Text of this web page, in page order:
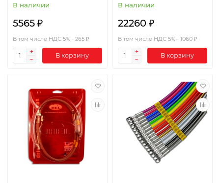
В наличии
5565 ₽
В том числе НДС 5% - 265 ₽
В корзину
В наличии
22260 ₽
В том числе НДС 5% - 1060 ₽
В корзину